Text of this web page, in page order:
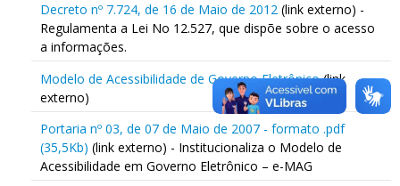
Decreto nº 7.724, de 16 de Maio de 2012 (link externo) -
Regulamenta a Lei No 12.527, que dispõe sobre o acesso
a informações.
Modelo de Acessibilidade de Governo Eletrônico(link
externo)
Portaria nº 03, de 07 de Maio de 2007 - formato .pdf
(35,5Kb) (link externo) - Institucionaliza o Modelo de
Acessibilidade em Governo Eletrônico – e-MAG